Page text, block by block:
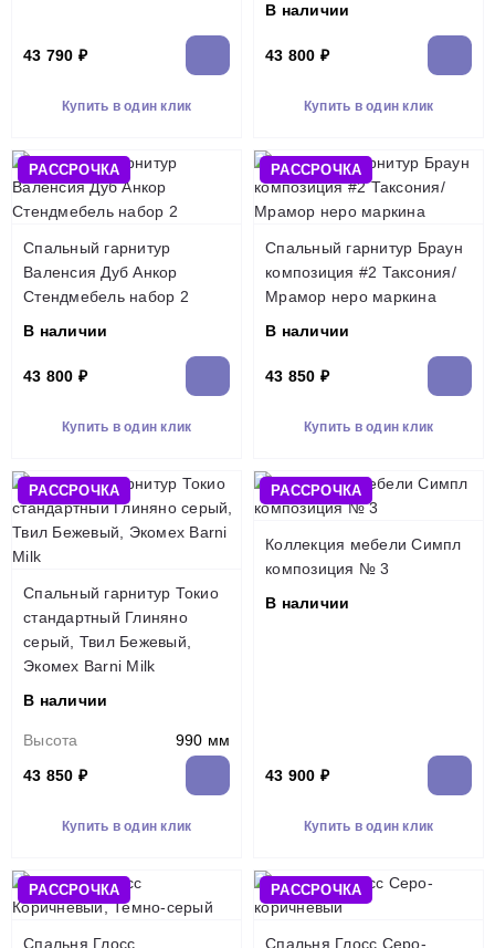
43 790 ₽
Купить в один клик
В наличии
43 800 ₽
Купить в один клик
РАССРОЧКА
Спальный гарнитур
Валенсия Дуб Анкор
Стендмебель набор 2
В наличии
43 800 ₽
Купить в один клик
РАССРОЧКА
Спальный гарнитур Браун
композиция #2 Таксония/
Мрамор неро маркина
В наличии
43 850 ₽
Купить в один клик
РАССРОЧКА
Спальный гарнитур Токио
стандартный Глиняно
серый, Твил Бежевый,
Экомех Barni Milk
В наличии
Высота
990 мм
43 850 ₽
Купить в один клик
РАССРОЧКА
Коллекция мебели Симпл
композиция № 3
В наличии
43 900 ₽
Купить в один клик
РАССРОЧКА
Спальня Глосс
РАССРОЧКА
Спальня Глосс Серо-